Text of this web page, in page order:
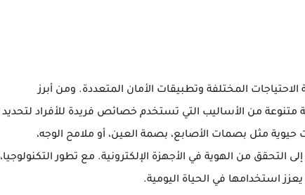
الاحتياجات المختلفة وتطبيقات الأمان المتعددة. ومن أبرز
متنوعة من الأساليب التي تستخدم خصائص فريدة للأفراد لتحديد
مثل بصمات الأصابع، بصمة العين، أو ملامح الوجه،
من الهوية في الأجهزة الإلكترونية. مع تطور التكنولوجيا،
استخدامها في الحياة اليومية.